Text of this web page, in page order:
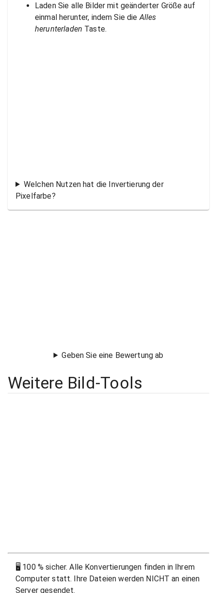
Laden Sie alle Bilder mit geänderter Größe auf
einmal herunter, indem Sie die Alles
herunterladen Taste.
Welchen Nutzen hat die Invertierung der
Pixelfarbe?
Geben Sie eine Bewertung ab
Weitere Bild-Tools
🖥 100 % sicher. Alle Konvertierungen finden in Ihrem
Computer statt. Ihre Dateien werden NICHT an einen
Server gesendet.